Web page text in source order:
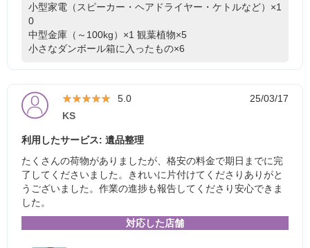
小型家電（スピーカー・ヘアドライヤー・ケトルなど）×1
0
中型金庫（～100kg）×1 観葉植物×5
小さなダンボール箱に入ったもの×6
★★★★★
★★★★★ 5.0
25/03/17
KS
利用したサービス: 遺品整理
たくさんの荷物がありましたが、格安の料金で期日までに完
了してくださいました。きれいに片付けてくださりありがと
うございました。作業の進捗も報告してくださり安心できま
した。
対応した店舗